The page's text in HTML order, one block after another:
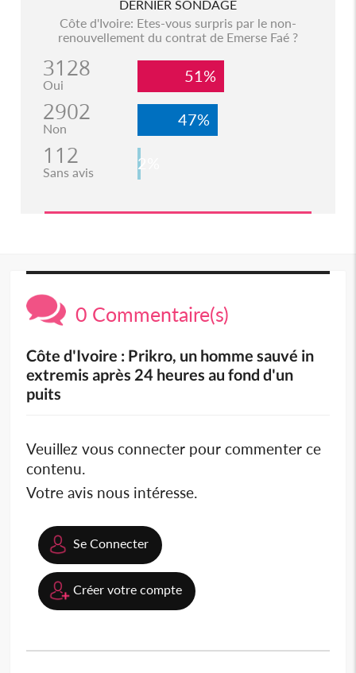
DERNIER SONDAGE
Côte d'Ivoire: Etes-vous surpris par le non-
renouvellement du contrat de Emerse Faé ?
3128
Oui 51%
2902
Non 47%
112
Sans avis 2%
0 Commentaire(s)
Côte d'Ivoire : Prikro, un homme sauvé in
extremis après 24 heures au fond d'un
puits
Veuillez vous connecter pour commenter ce
contenu.
Votre avis nous intéresse.
Se Connecter
Créer votre compte